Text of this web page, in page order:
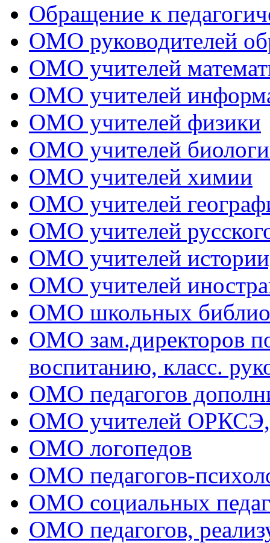
Обращение к
ОМО руководителей
ОМО учителей
ОМО учителей
ОМО учителей физики
ОМО учителей
ОМО учителей химии
ОМО учителей
ОМО учителей
ОМО учителей
ОМО учителей
ОМО школьных
ОМО зам.директоров
воспитанию, класс.
ОМО педагогов
ОМО учителей
ОМО логопедов
ОМО педагогов-
ОМО социальных
ОМО педагогов,